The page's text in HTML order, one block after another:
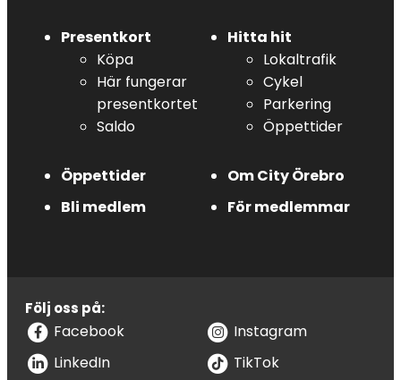
Presentkort
Köpa
Här fungerar
presentkortet
Saldo
Hitta hit
Lokaltrafik
Cykel
Parkering
Öppettider
Öppettider
Om City Örebro
Bli medlem
För medlemmar
Följ oss på:
Facebook
Instagram
LinkedIn
TikTok